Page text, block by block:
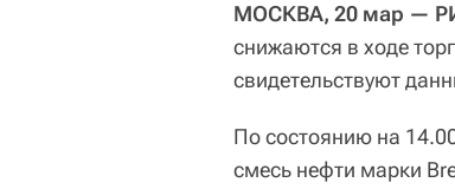
МОСКВА, 20 мар —
снижаются в ходе
свидетельствуют
По состоянию на
смесь нефти марки